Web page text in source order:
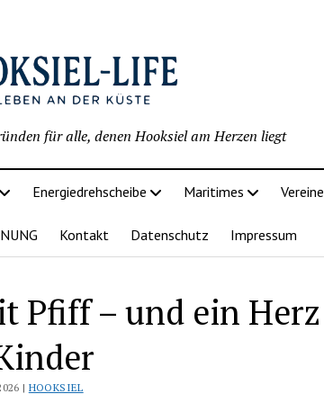
für alle, denen Hooksiel am Herzen liegt
Energiedrehscheibe Maritimes Vereine
Kontakt Datenschutz Impressum
Pfiff – und ein Herz
| HOOKSIEL